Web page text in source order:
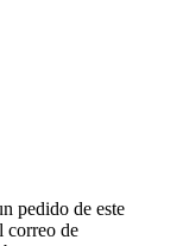
pedido de este
correo de